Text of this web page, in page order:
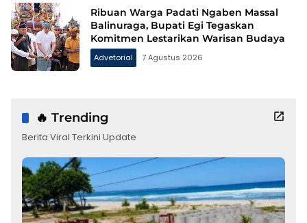
Ribuan Warga Padati Ngaben Massal
Balinuraga, Bupati Egi Tegaskan
Komitmen Lestarikan Warisan Budaya
Advetorial 7 Agustus 2026
🔥 Trending
Berita Viral Terkini Update